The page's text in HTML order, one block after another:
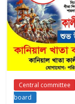
Central committee
board